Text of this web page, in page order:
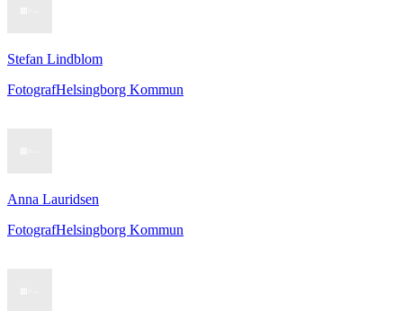
Stefan Lindblom
FotografHelsingborg Kommun
Anna Lauridsen
FotografHelsingborg Kommun